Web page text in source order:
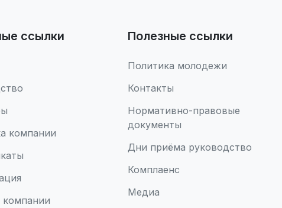
ссылки
компании
компании
Полезные ссылки
Политика молодежи
Контакты
Нормативно-правовые
документы
Дни приёма руководство
Комплаенс
Медиа